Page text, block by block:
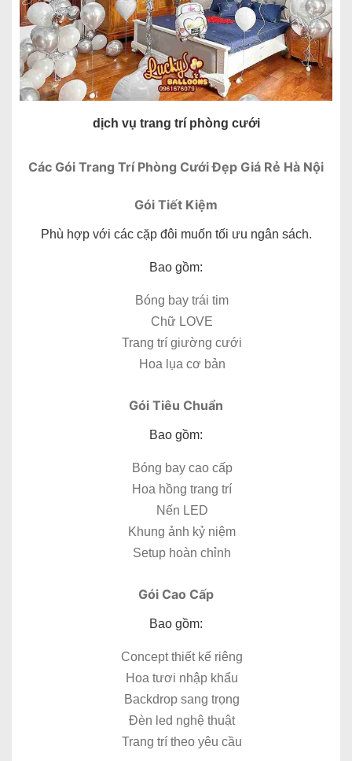
dịch vụ trang trí phòng cưới
Các Gói Trang Trí Phòng Cưới Đẹp Giá Rẻ Hà Nội
Gói Tiết Kiệm
Phù hợp với các cặp đôi muốn tối ưu ngân sách.
Bao gồm:
Bóng bay trái tim
Chữ LOVE
Trang trí giường cưới
Hoa lụa cơ bản
Gói Tiêu Chuẩn
Bao gồm:
Bóng bay cao cấp
Hoa hồng trang trí
Nến LED
Khung ảnh kỷ niệm
Setup hoàn chỉnh
Gói Cao Cấp
Bao gồm:
Concept thiết kế riêng
Hoa tươi nhập khẩu
Backdrop sang trọng
Đèn led nghệ thuật
Trang trí theo yêu cầu